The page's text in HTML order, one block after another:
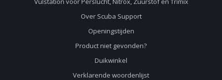
Over Scuba Support
Openingstijden
Product niet gevonden?
Duikwinkel
Verklarende woordenlijst